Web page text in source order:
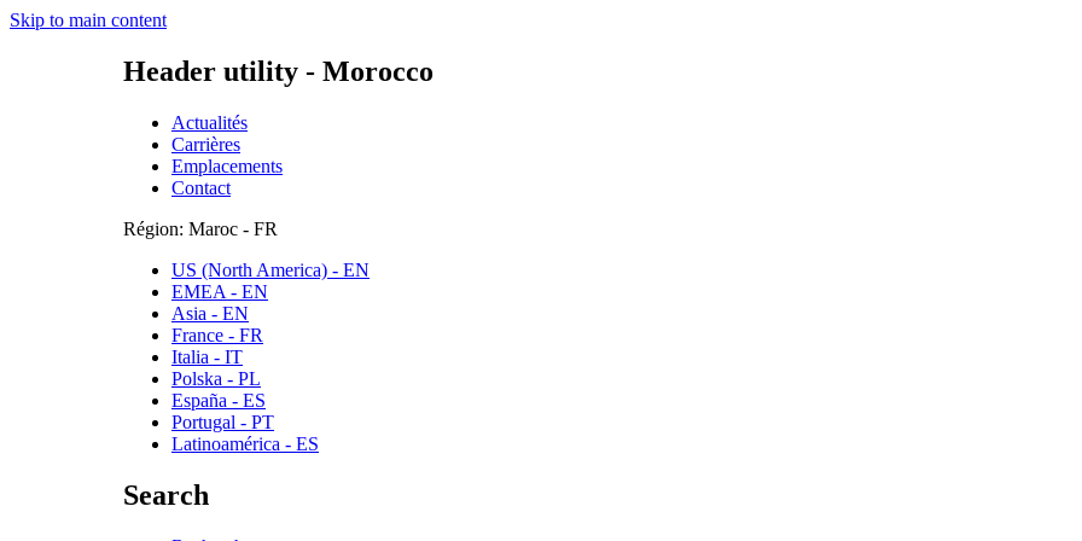
Skip to main content
Header utility - Morocco
Actualités
Carrières
Emplacements
Contact
Région: Maroc - FR
US (North America) - EN
EMEA - EN
Asia - EN
France - FR
Italia - IT
Polska - PL
España - ES
Portugal - PT
Latinoamérica - ES
Search